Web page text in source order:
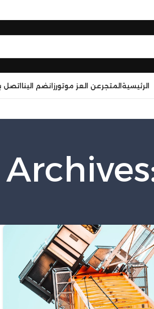
الرئيسيةالمتجرعن العز موتورزانضم الينااتصل